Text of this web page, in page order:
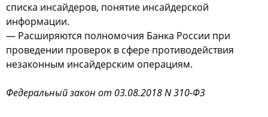
списка инсайдеров, понятие инсайдерской
информации.
— Расширяются полномочия Банка России при
проведении проверок в сфере противодействия
незаконным инсайдерским операциям.
Федеральный закон от 03.08.2018 N 310-ФЗ